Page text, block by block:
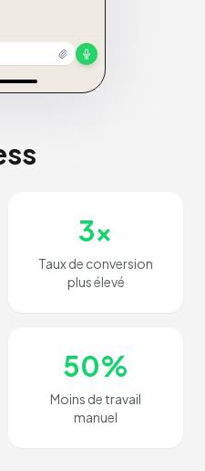
3x
Taux de conversion
plus élevé
50%
Moins de travail
manuel